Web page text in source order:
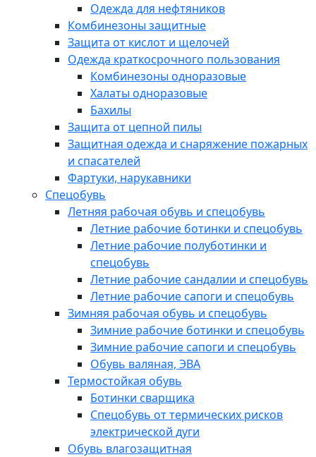
Одежда для нефтяников
Комбинезоны защитные
Защита от кислот и щелочей
Одежда краткосрочного пользования
Комбинезоны одноразовые
Халаты одноразовые
Бахилы
Защита от цепной пилы
Защитная одежда и снаряжение пожарных
и спасателей
Фартуки, нарукавники
Спецобувь
Летняя рабочая обувь и спецобувь
Летние рабочие ботинки и спецобувь
Летние рабочие полуботинки и
спецобувь
Летние рабочие сандалии и спецобувь
Летние рабочие сапоги и спецобувь
Зимняя рабочая обувь и спецобувь
Зимние рабочие ботинки и спецобувь
Зимние рабочие сапоги и спецобувь
Обувь валяная, ЭВА
Термостойкая обувь
Ботинки сварщика
Спецобувь от термических рисков
электрической дуги
Обувь влагозащитная